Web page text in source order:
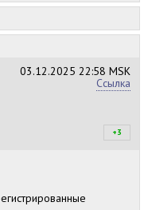
03.12.2025 22:58 MSK
Ссылка
+3